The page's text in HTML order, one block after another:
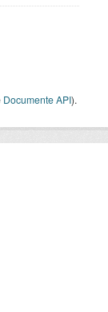
Documente API).